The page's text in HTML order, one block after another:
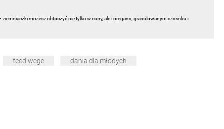
możesz obtoczyć nie tylko w curry, ale i oregano, granulowanym czosnku i
feed wege
dania dla młodych